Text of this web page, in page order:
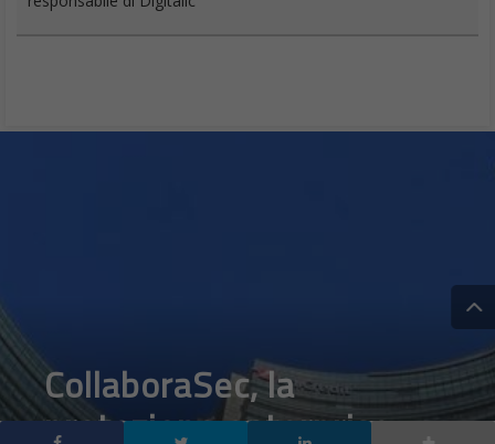
CollaboraSec, la
protezione enterprise